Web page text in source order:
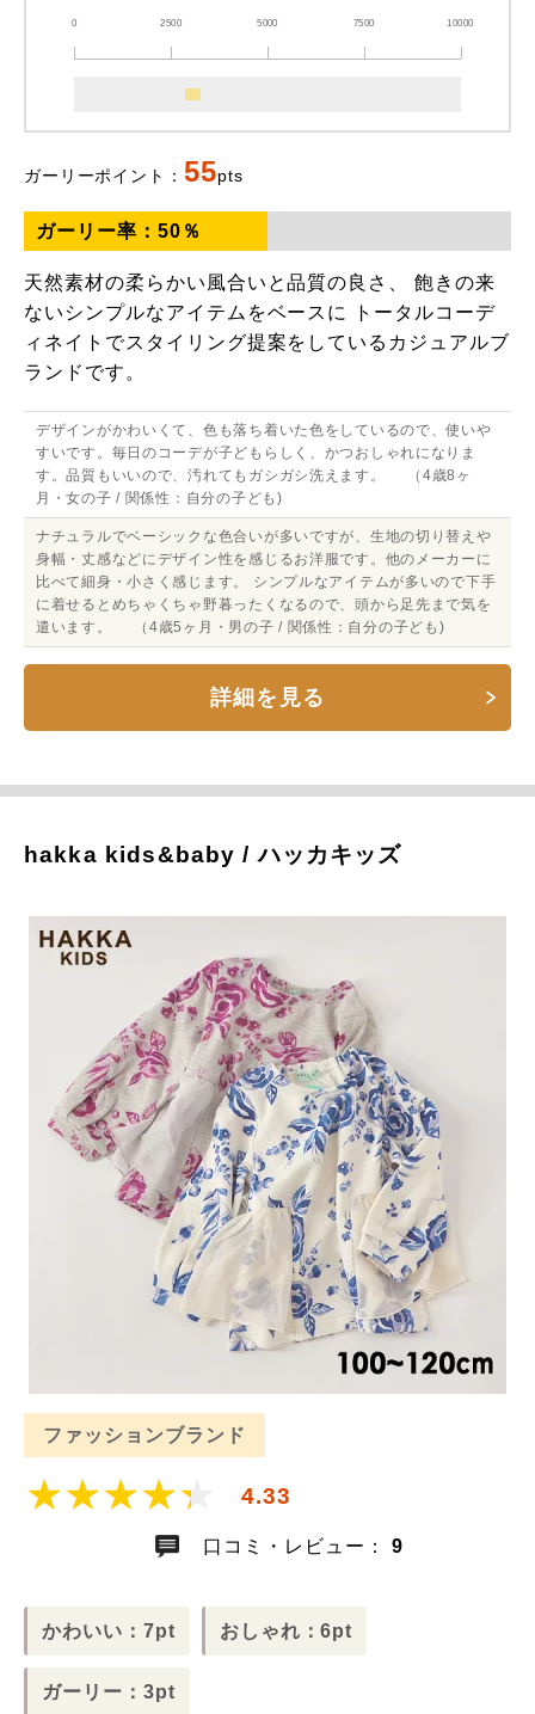
0 2500 5000 7500 10000
ガーリーポイント： 55pts
ガーリー率： 50 ％
天然素材の柔らかい風合いと品質の良さ、 飽きの来
ないシンプルなアイテムをベースに トータルコーデ
ィネイトでスタイリング提案をしているカジュアルブ
ランドです。
デザインがかわいくて、色も落ち着いた色をしているので、使いや
すいです。毎日のコーデが子どもらしく、かつおしゃれになりま
す。品質もいいので、汚れてもガシガシ洗えます。 （4歳8ヶ
月・女の子 / 関係性：自分の子ども)
ナチュラルでベーシックな色合いが多いですが、生地の切り替えや
身幅・丈感などにデザイン性を感じるお洋服です。他のメーカーに
比べて細身・小さく感じます。 シンプルなアイテムが多いので下手
に着せるとめちゃくちゃ野暮ったくなるので、頭から足先まで気を
遣います。 （4歳5ヶ月・男の子 / 関係性：自分の子ども)
詳細を見る
hakka kids&baby / ハッカキッズ
ファッションブランド
4.33
口コミ・レビュー： 9
かわいい：7pt おしゃれ：6pt
ガーリー：3pt